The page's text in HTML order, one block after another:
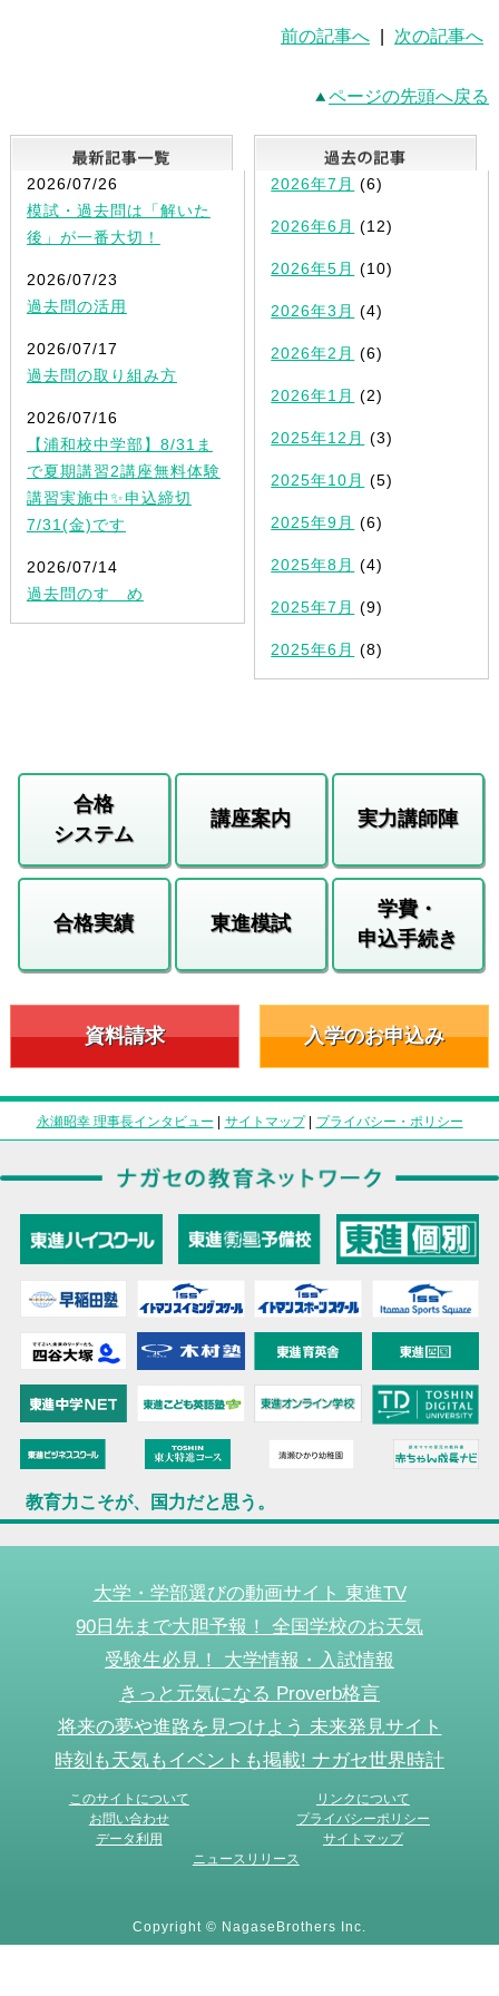
前の記事へ 次の記事へ
ページの先頭へ戻る
最新記事一覧
2026/07/26
模試・過去問は「解いた
後」が一番大切！
2026/07/23
過去問の活用
2026/07/17
過去問の取り組み方
2026/07/16
【浦和校中学部】8/31ま
で夏期講習2講座無料体験
講習実施中✨申込締切
7/31(金)です
2026/07/14
過去問のすゝめ
2026年7月 (6)
2026年6月 (12)
2026年5月 (10)
2026年3月 (4)
2026年2月 (6)
2026年1月 (2)
2025年12月 (3)
2025年10月 (5)
2025年9月 (6)
2025年8月 (4)
2025年7月 (9)
2025年6月 (8)
合格
システム
講座案内 実力講師陣
合格実績 東進模試
学費・
申込手続き
資料請求 入学のお申込み
永瀬昭幸 理事長インタビュー | サイトマップ| プライバシー・ポリシー
教育力こそが、国力だと思う。
大学・学部選びの動画サイト 東進TV
90日先まで大胆予報！ 全国学校のお天気
受験生必見！ 大学情報・入試情報
きっと元気になる Proverb格言
将来の夢や進路を見つけよう 未来発見サイト
時刻も天気もイベントも掲載! ナガセ世界時計
このサイトについて
リンクについて
お問い合わせ
プライバシーポリシー
データ利用
サイトマップ
ニュースリリース
Copyright © NagaseBrothers Inc.